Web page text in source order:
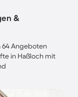
&
64 Angeboten
in Haßloch mit